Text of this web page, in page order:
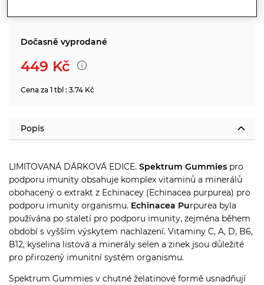
Dočasně vyprodané
449 Kč
Cena za 1 tbl : 3.74 Kč
Popis
LIMITOVANÁ DÁRKOVÁ EDICE. Spektrum Gummies pro
podporu imunity obsahuje komplex vitaminů a minerálů
obohacený o extrakt z Echinacey (Echinacea purpurea) pro
podporu imunity organismu. Echinacea Purpurea byla
používána po staletí pro podporu imunity, zejména během
období s vyšším výskytem nachlazení. Vitaminy C, A, D, B6,
B12, kyselina listová a minerály selen a zinek jsou důležité
pro přirozený imunitní systém organismu.
Spektrum Gummies v chutné želatinové formě usnadňují